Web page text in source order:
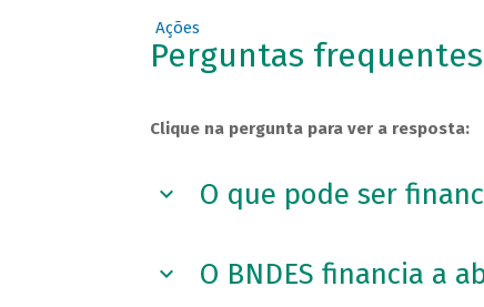
Ações
Perguntas frequentes
Clique na pergunta para ver a resposta:
O que pode ser
O BNDES financia a